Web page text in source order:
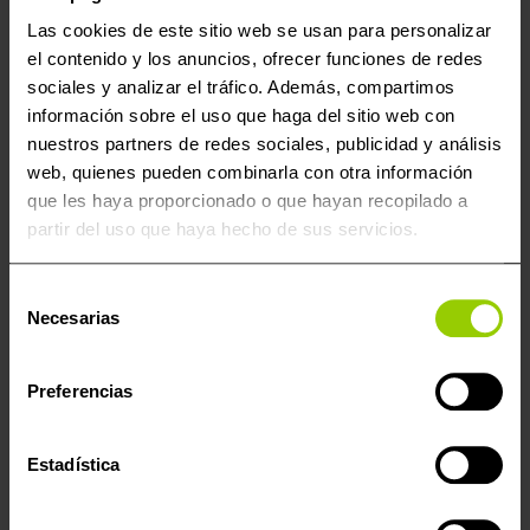
Las cookies de este sitio web se usan para personalizar
el contenido y los anuncios, ofrecer funciones de redes
sociales y analizar el tráfico. Además, compartimos
información sobre el uso que haga del sitio web con
nuestros partners de redes sociales, publicidad y análisis
web, quienes pueden combinarla con otra información
que les haya proporcionado o que hayan recopilado a
partir del uso que haya hecho de sus servicios.
Necesarias
Preferencias
Estadística
para escribir. Es el modelo de negocio más rentable
para talleres que priorizan el flujo de trabajo
constante.
Capacidades Técnicas : Protocolos OBD, Bench y
Boot: Todo en una sola activación. Puedes
reprogramar desde el cómodo puerto de diagnosis
hasta realizar intervenciones directas en la ECU
sobre el banco de trabajo, sin necesidad de abrir la
unidad en la gran mayoría de modelos modernos.
Compatibilidad Universal:Desde compactos
kilometraje. Soporta las marcas líderes: Grupo VAG,
Renault, Ford y marcas asiáticas.
El hardware del
batería y gestiona el Checksum para que cada